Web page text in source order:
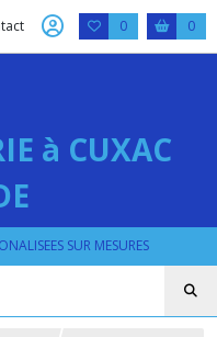
0 0
à CUXAC
SUR MESURES